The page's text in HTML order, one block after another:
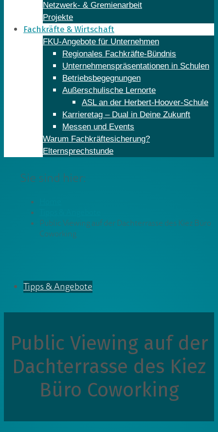
Netzwerk- & Gremienarbeit
Projekte
Fachkräfte & Wirtschaft
FKU-Angebote für Unternehmen
Regionales Fachkräfte-Bündnis
Unternehmenspräsentationen in Schulen
Betriebsbegegnungen
Außerschulische Lernorte
ASL an der Herbert-Hoover-Schule
Karrieretag – Dual in Deine Zukunft
Messen und Events
Warum Fachkräftesicherung?
Elternsprechstunde
Sie sind hier:
Public Viewing auf der Dachterrasse des Kiez Büro
Coworking
Tipps & Angebote
Public Viewing auf der
Dachterrasse des Kiez
Büro Coworking